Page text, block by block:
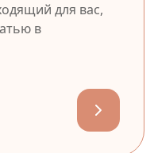
для вас,
в